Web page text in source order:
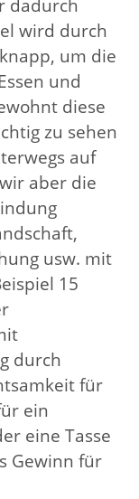
dadurch
wird durch
um die
und
diese
zu sehen
auf
aber die
usw. mit
15
durch
für
ein
eine Tasse
Gewinn für